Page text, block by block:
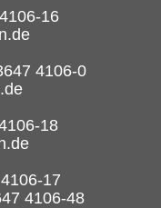
16
4106-0
18
17
4106-48